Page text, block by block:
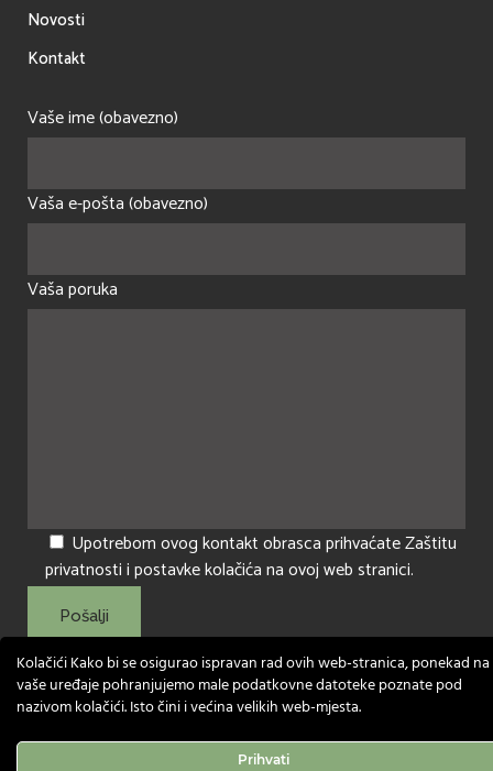
Novosti
Kontakt
Vaše ime (obavezno)
Vaša e-pošta (obavezno)
Vaša poruka
Upotrebom ovog kontakt obrasca prihvaćate Zaštitu
privatnosti i postavke kolačića na ovoj web stranici.
Kolačići Kako bi se osigurao ispravan rad ovih web-stranica, ponekad na
vaše uređaje pohranjujemo male podatkovne datoteke poznate pod
nazivom kolačići. Isto čini i većina velikih web-mjesta.
Prihvati